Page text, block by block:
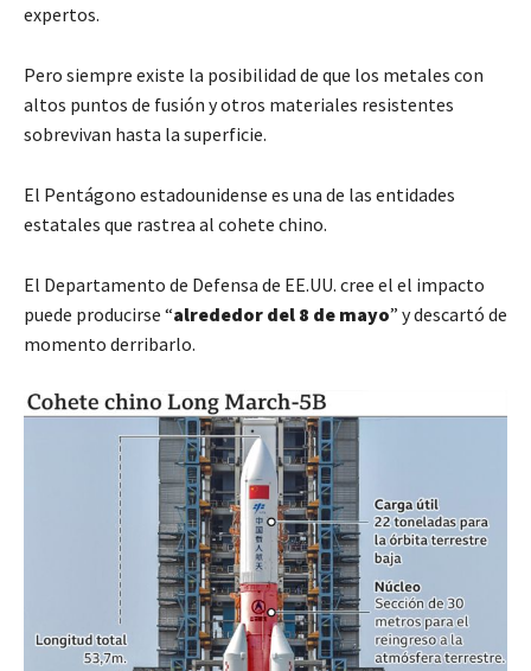
expertos.
Pero siempre existe la posibilidad de que los metales con
altos puntos de fusión y otros materiales resistentes
sobrevivan hasta la superficie.
El Pentágono estadounidense es una de las entidades
estatales que rastrea al cohete chino.
El Departamento de Defensa de EE.UU. cree el el impacto
puede producirse “alrededor del 8 de mayo” y descartó de
momento derribarlo.